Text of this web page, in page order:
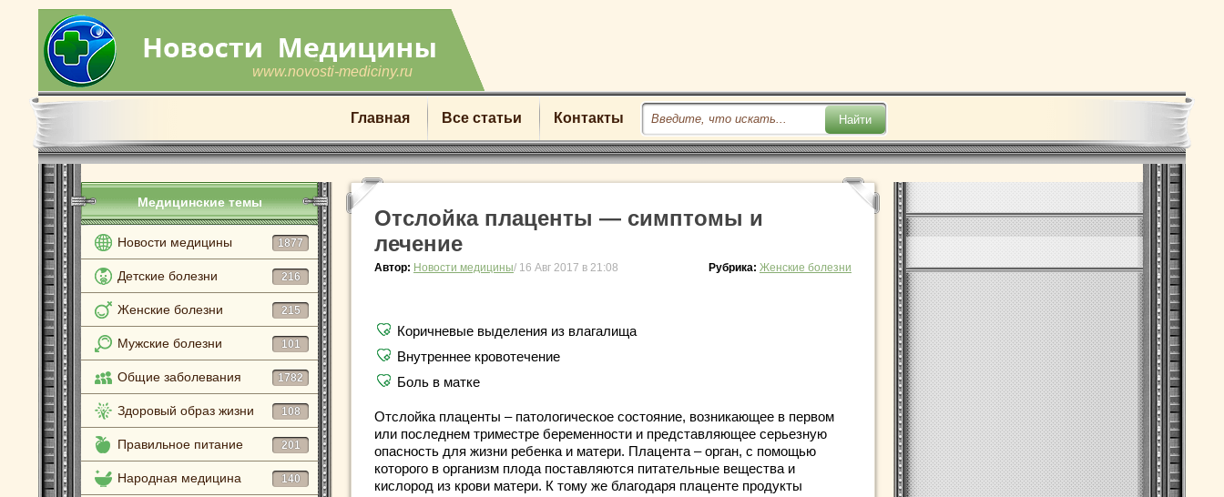
www.novosti-mediciny.ru
Главная Все статьи Контакты
Медицинские темы
Новости медицины 1877
Детские болезни 216
Женские болезни 215
Мужские болезни 101
Общие заболевания 1782
Здоровый образ жизни 108
Правильное питание 201
Народная медицина 140
Отслойка плаценты — симптомы и
лечение
Автор: Новости медицины/ 16 Авг 2017 в 21:08 Рубрика: Женские болезни
Коричневые выделения из влагалища
Внутреннее кровотечение
Боль в матке
Отслойка плаценты – патологическое состояние, возникающее в первом
или последнем триместре беременности и представляющее серьезную
опасность для жизни ребенка и матери. Плацента – орган, с помощью
которого в организм плода поставляются питательные вещества и
кислород из крови матери. К тому же благодаря плаценте продукты